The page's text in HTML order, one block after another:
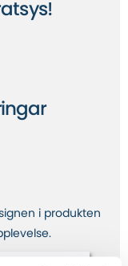
i produkten